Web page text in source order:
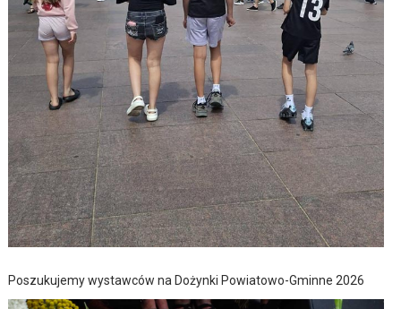
Poszukujemy wystawców na Dożynki Powiatowo-Gminne 2026